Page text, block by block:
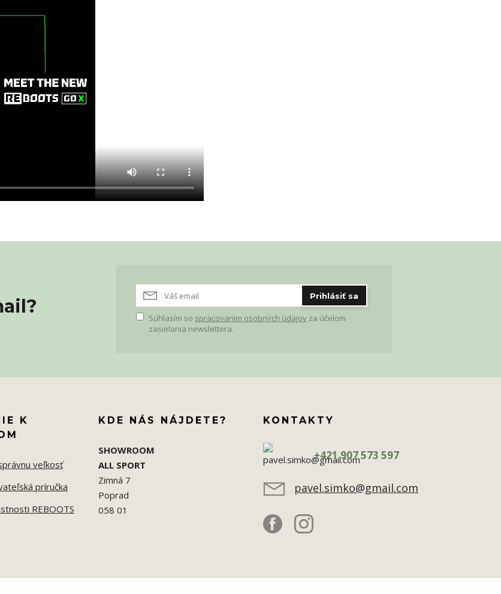
Prihlásiť sa
Súhlasím so spracovaním osobných údajov za účelom
zasielania newslettera.
K
veľkosť
príručka
REBOOTS
KDE NÁS NÁJDETE?
SHOWROOM
ALL SPORT
Zimná 7
Poprad
058 01
KONTAKTY
+421 907 573 597
pavel.simko@gmail.com